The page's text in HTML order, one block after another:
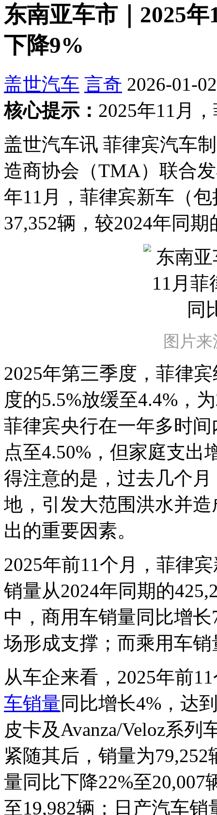
东南亚车市｜2025
下降9%
盖世汽车 言奇 2026-01-
核心提示： 2025年11月
盖世汽车讯 菲律宾汽车
造商协会（TMA）联合
年11月，菲律宾新车（
37,352辆，较2024年同
图片
2025年第三季度，菲律
度的5.5%放缓至4.4%，
菲律宾央行在一年多时
点至4.50%，但家庭支出
得注意的是，过去几个
地，引发大范围洪水并
出的重要因素。
2025年前11个月，菲律
销量从2024年同期的
中，商用车销量同比增
场形成支撑；而乘用车
从车企来看，2025年前
车销量同比增长4%，达
皮卡及Avanza/Veloz系
紧随其后，销量为
量同比下降22%至
至19,982辆；日产汽车销